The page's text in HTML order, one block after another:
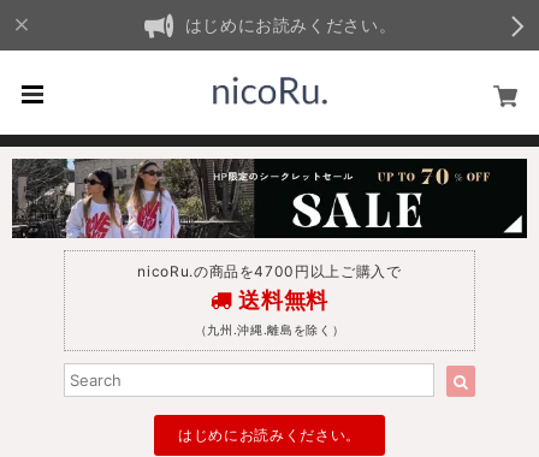
はじめにお読みください。
nicoRu.の商品を4700円以上ご購入で
送料無料
（九州.沖縄.離島を除く）
はじめにお読みください。